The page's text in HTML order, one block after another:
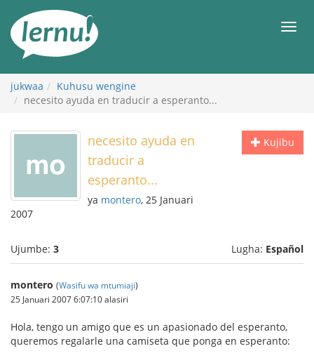
maudhui
jukwaa
Kuhusu wengine
necesito ayuda en traducir a esperanto...
Kujibu
necesito ayuda en
traducir a
esperanto...
ya montero, 25 Januari
2007
Ujumbe: 3 Lugha: Español
montero (Wasifu wa mtumiaji)
25 Januari 2007 6:07:10 alasiri
Hola, tengo un amigo que es un apasionado del esperanto,
queremos regalarle una camiseta que ponga en esperanto: